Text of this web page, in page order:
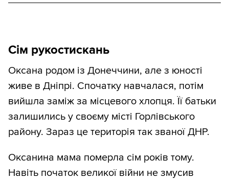
Сім рукостискань
Оксана родом із Донеччини, але з юності
живе в Дніпрі. Спочатку навчалася, потім
вийшла заміж за місцевого хлопця. Її батьки
залишились у своєму місті Горлівського
району. Зараз це територія так званої ДНР.
Оксанина мама померла сім років тому.
Навіть початок великої війни не змусив